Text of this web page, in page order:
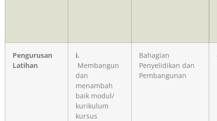
Pengurusan
Latihan
i.
Membangun
dan
menambah
baik modul/
kurikulum
kursus
Bahagian
Penyelidikan dan
Pembangunan